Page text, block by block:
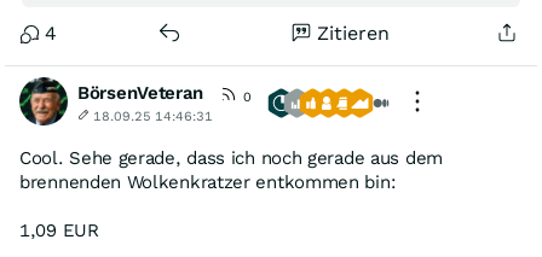
4 Zitieren
BörsenVeteran
0
18.09.25 14:46:31
Cool. Sehe gerade, dass ich noch gerade aus dem
brennenden Wolkenkratzer entkommen bin:
1,09 EUR